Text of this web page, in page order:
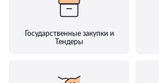
Государственные закупки и
Тендеры